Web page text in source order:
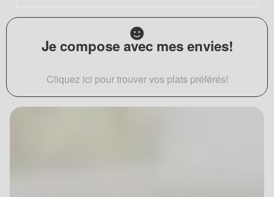
Je compose avec mes envies!
Cliquez ici pour trouver vos plats préférés!